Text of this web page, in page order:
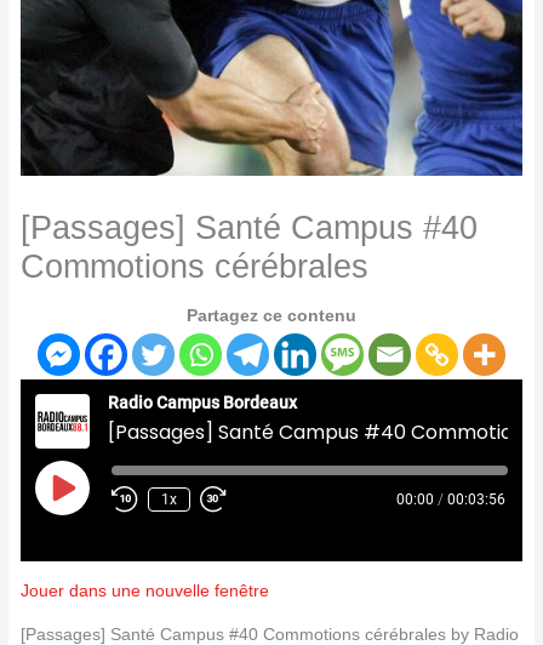
[Passages] Santé Campus #40
Commotions cérébrales
Partagez ce contenu
Radio Campus Bordeaux
Play
Episode
1x 00:00 / 00:03:56
Jouer dans une nouvelle fenêtre
[Passages] Santé Campus #40 Commotions cérébrales by Radio